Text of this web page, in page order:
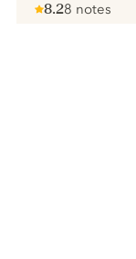
8.28 notes